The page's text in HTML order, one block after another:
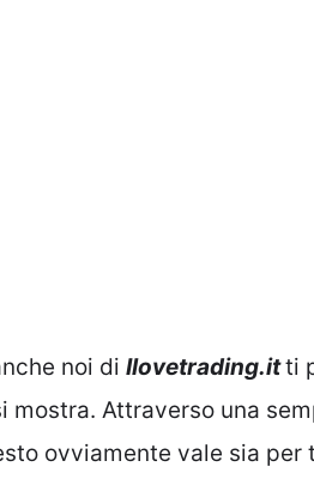
noi di Ilovetrading.itti
mostra. Attraverso una
ovviamente vale sia